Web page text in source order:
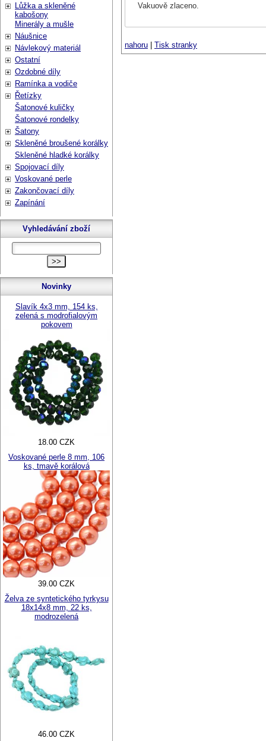
Vakuově zlaceno.
nahoru Tisk stranky
Lůžka a skleněné
kabošony
Minerály a mušle
Náušnice
Návlekový materiál
Ostatní
Ozdobné díly
Ramínka a vodiče
Řetízky
Šatonové kuličky
Šatonové rondelky
Šatony
Skleněné broušené korálky
Skleněné hladké korálky
Spojovací díly
Voskované perle
Zakončovací díly
Zapínání
Vyhledávání zboží
Novinky
Slavík 4x3 mm, 154 ks,
zelená s modrofialovým
pokovem
18.00 CZK
Voskované perle 8 mm, 106
ks, tmavě korálová
39.00 CZK
Želva ze syntetického tyrkysu
18x14x8 mm, 22 ks,
modrozelená
46.00 CZK